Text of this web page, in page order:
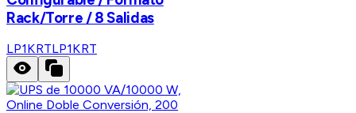
Rack/Torre / 8 Salidas
LP1KRTLP1KRT